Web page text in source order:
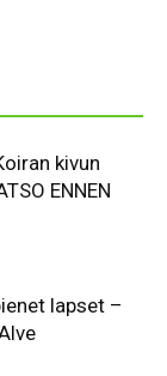
kivun
ENNEN
lapset –